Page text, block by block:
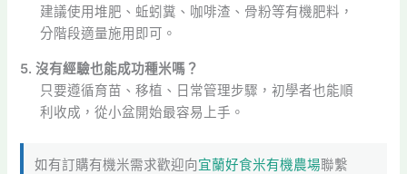
建議使用堆肥、蚯蚓糞、咖啡渣、骨粉等有機肥料，
分階段適量施用即可。
5. 沒有經驗也能成功種米嗎？
只要遵循育苗、移植、日常管理步驟，初學者也能順
利收成，從小盆開始最容易上手。
如有訂購有機米需求歡迎向宜蘭好食米有機農場聯繫